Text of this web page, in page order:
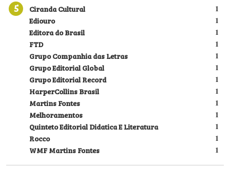
5 1
Ciranda Cultural
1
Ediouro
1
Editora do Brasil
1
FTD
1
Grupo Companhia das Letras
1
Grupo Editorial Global
1
Grupo Editorial Record
1
HarperCollins Brasil
1
Martins Fontes
1
Melhoramentos
1
Quinteto Editorial Didatica E Literatura
1
Rocco
1
WMF Martins Fontes